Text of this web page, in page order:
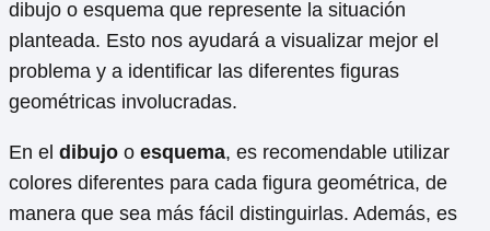
dibujo o esquema que represente la situación
planteada. Esto nos ayudará a visualizar mejor el
problema y a identificar las diferentes figuras
geométricas involucradas.
En el dibujo o esquema, es recomendable utilizar
colores diferentes para cada figura geométrica, de
manera que sea más fácil distinguirlas. Además, es